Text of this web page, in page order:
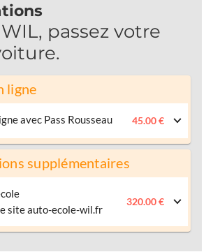
passez votre
ligne
avec Pass Rousseau 45.00 €
supplémentaires
site auto-ecole-wil.fr
320.00 €